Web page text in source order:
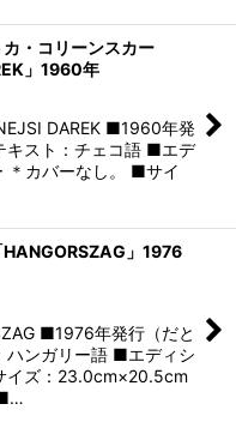
カ・コリーンスカー
」1960年
DAREK ■1960年発
スト：チェコ語 ■エデ
＊カバーなし。 ■サイ
HANGORSZAG」1976
■1976年発行（だと
ンガリー語 ■エディシ
イズ：23.0cm×20.5cm